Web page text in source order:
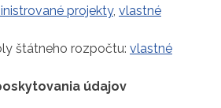
projekty, vlastné
štátneho rozpočtu: vlastné
údajov